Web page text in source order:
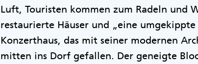
Luft, Touristen kommen zum Radeln und
restaurierte Häuser und „eine umgekippte
Konzerthaus, das mit seiner modernen
mitten ins Dorf gefallen. Der geneigte